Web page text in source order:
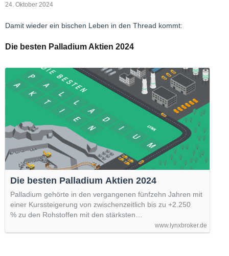
24. Oktober 2024
Damit wieder ein bischen Leben in den Thread kommt:
Die besten Palladium Aktien 2024
Die besten Palladium Aktien 2024
Palladium gehörte in den vergangenen fünfzehn Jahren mit
einer Kurssteigerung von zwischenzeitlich bis zu +2.250
% zu den Rohstoffen mit den stärksten…
www.lynxbroker.de